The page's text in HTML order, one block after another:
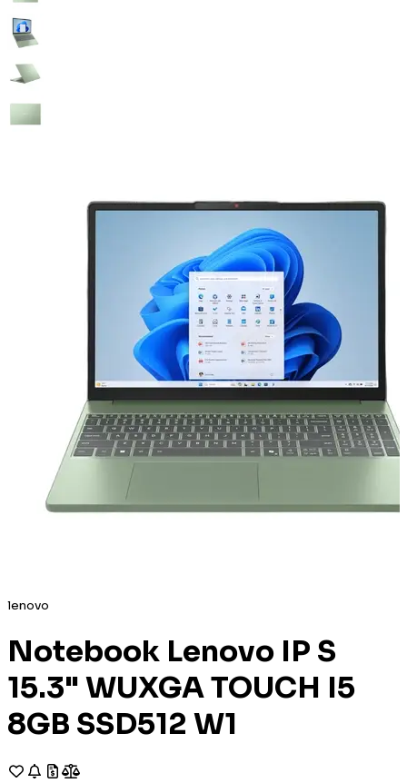
lenovo
Notebook Lenovo IP S
15.3" WUXGA TOUCH I5
8GB SSD512 W1